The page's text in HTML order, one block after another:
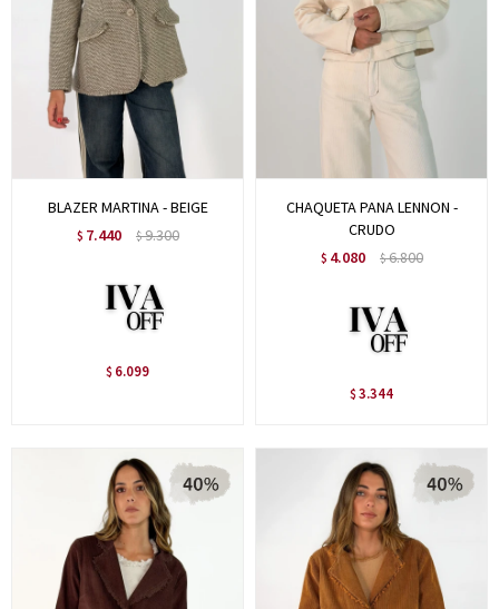
BLAZER MARTINA - BEIGE
$ 7.440 $9.300
$ 6.099
CHAQUETA PANA LENNON -
CRUDO
$ 4.080 $6.800
$ 3.344